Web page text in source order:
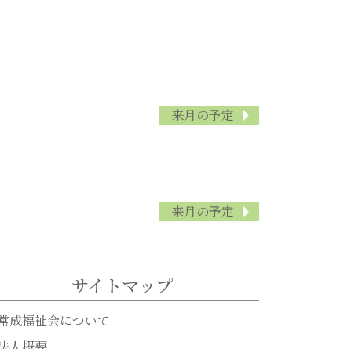
来月の予定
来月の予定
サイトマップ
成福祉会について